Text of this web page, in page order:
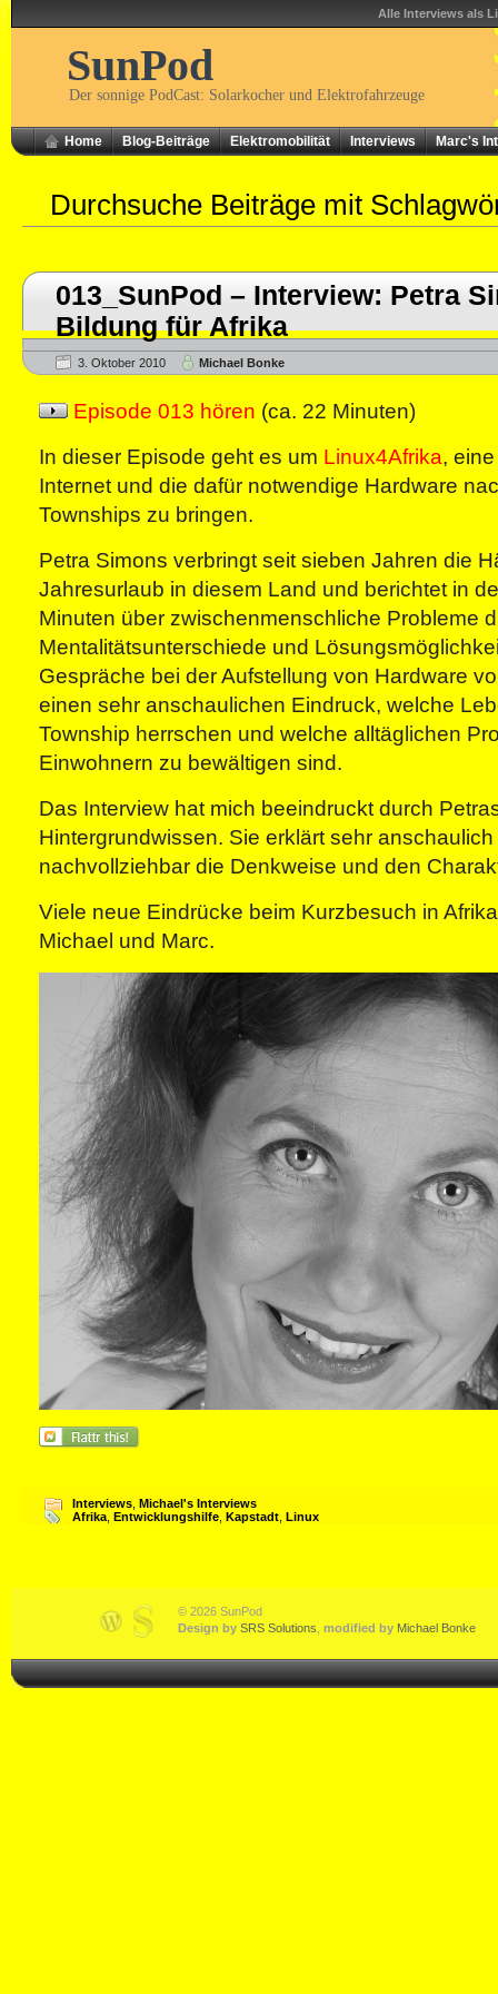
Alle Interviews als
SunPod
Der sonnige PodCast: Solarkocher und Elektrofahrzeuge
Home Blog-Beiträge Elektromobilität Interviews Marc's
Durchsuche Beiträge mit
013_SunPod – Interview: Petra
Bildung für Afrika
3. Oktober 2010 Michael Bonke
Episode 013 hören (ca. 22 Minuten)
In dieser Episode geht es um Linux4Afrika,
Internet und die dafür notwendige Hardware
Townships zu bringen.
Petra Simons verbringt seit sieben Jahren die
Jahresurlaub in diesem Land und berichtet in
Minuten über zwischenmenschliche Probleme
Mentalitätsunterschiede und
Gespräche bei der Aufstellung von Hardware
einen sehr anschaulichen Eindruck, welche
Township herrschen und welche alltäglichen
Einwohnern zu bewältigen sind.
Das Interview hat mich beeindruckt durch
Hintergrundwissen. Sie erklärt sehr
nachvollziehbar die Denkweise und den
Viele neue Eindrücke beim Kurzbesuch in
Michael und Marc.
Interviews Michael's Interviews
Afrika Entwicklungshilfe Kapstadt Linux
© 2026 SunPod
Design by SRS Solutions modified by Michael Bonke